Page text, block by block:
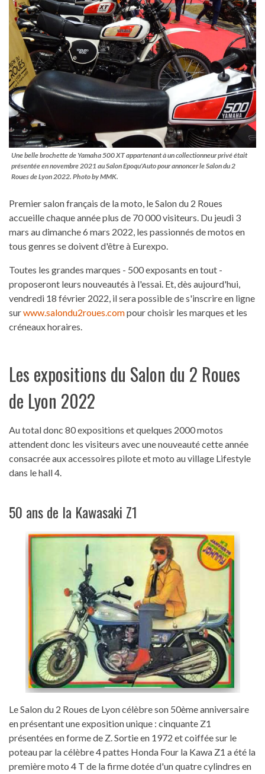
Une belle brochette de Yamaha 500 XT appartenant à un collectionneur privé était
présentée en novembre 2021 au Salon Epoqu'Auto pour annoncer le Salon du 2
Roues de Lyon 2022. Photo by MMK.
Premier salon français de la moto, le Salon du 2 Roues
accueille chaque année plus de 70 000 visiteurs. Du jeudi 3
mars au dimanche 6 mars 2022, les passionnés de motos en
tous genres se doivent d'être à Eurexpo.
Toutes les grandes marques - 500 exposants en tout -
proposeront leurs nouveautés à l'essai. Et, dès aujourd'hui,
vendredi 18 février 2022, il sera possible de s'inscrire en ligne
surwww.salondu2roues.compour choisir les marques et les
créneaux horaires.
Les expositions du Salon du 2 Roues
de Lyon 2022
Au total donc 80 expositions et quelques 2000 motos
attendent donc les visiteurs avec une nouveauté cette année
consacrée aux accessoires pilote et moto au village Lifestyle
dans le hall 4.
50 ans de la Kawasaki Z1
Le Salon du 2 Roues de Lyon célèbre son 50ème anniversaire
en présentant une exposition unique : cinquante Z1
présentées en forme de Z. Sortie en 1972 et coiffée sur le
poteau par la célèbre 4 pattes Honda Four la Kawa Z1 a été la
première moto 4 T de la firme dotée d'un quatre cylindres en